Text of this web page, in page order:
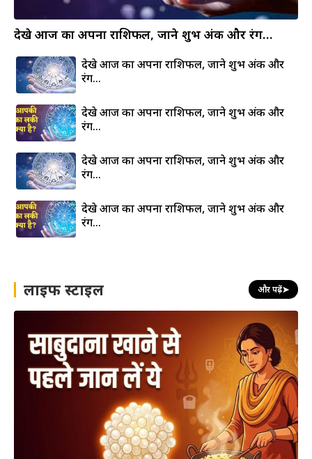
देखे आज का अपना राशिफल, जाने शुभ अंक और रंग…
देखे आज का अपना राशिफल, जाने शुभ अंक और
रंग…
देखे आज का अपना राशिफल, जाने शुभ अंक और
रंग…
देखे आज का अपना राशिफल, जाने शुभ अंक और
रंग…
देखे आज का अपना राशिफल, जाने शुभ अंक और
रंग…
लाइफ स्टाइल और पढ़ें➤